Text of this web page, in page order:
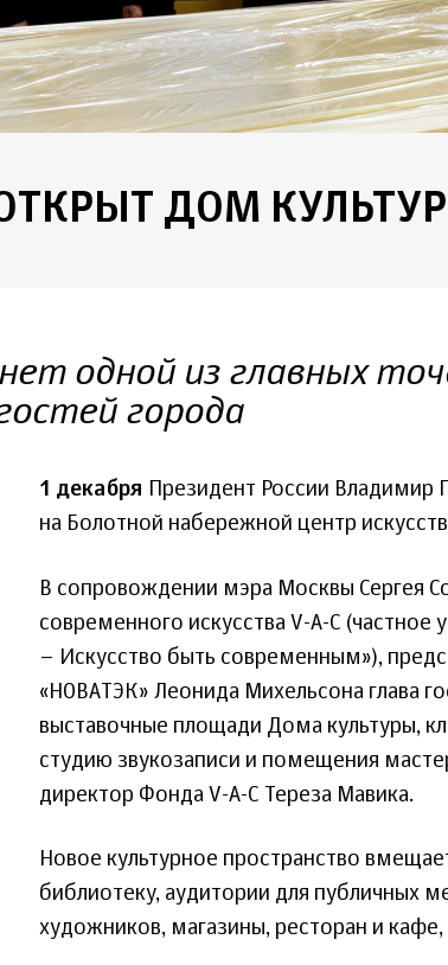
ДОМ
одной из главных
города
1 декабря
Президент России Владимир
на Болотной набережной центр
В сопровождении мэра Москвы Сергея
современного искусства V-А-С (частное
– Искусство быть современным»),
«НОВАТЭК» Леонида Михельсона глава
выставочные площади Дома культуры,
студию звукозаписи и помещения
директор Фонда V-А-С Тереза Мавика.
Новое культурное пространство
библиотеку, аудитории для публичных
художников, магазины, ресторан и